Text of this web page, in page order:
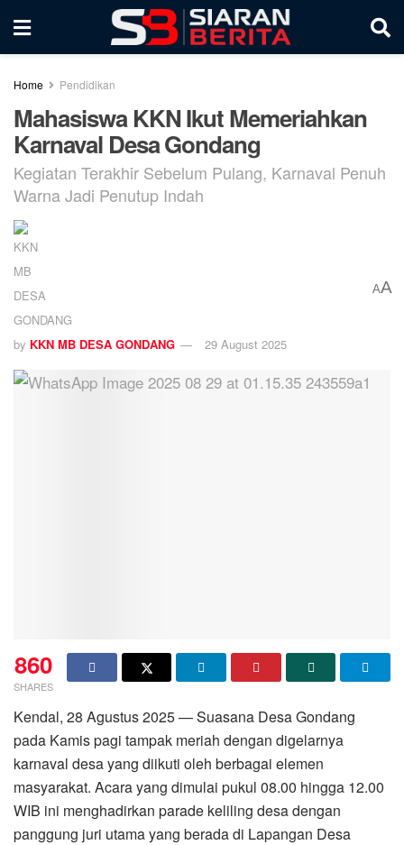
Home Pendidikan
Mahasiswa KKN Ikut Memeriahkan
Karnaval Desa Gondang
Kegiatan Terakhir Sebelum Pulang, Karnaval Penuh
Warna Jadi Penutup Indah
by KKN MB DESA GONDANG 29 August 2025
AA
860
SHARES
Kendal, 28 Agustus 2025 — Suasana Desa Gondang
pada Kamis pagi tampak meriah dengan digelarnya
karnaval desa yang diikuti oleh berbagai elemen
masyarakat. Acara yang dimulai pukul 08.00 hingga 12.00
WIB ini menghadirkan parade keliling desa dengan
panggung juri utama yang berada di Lapangan Desa